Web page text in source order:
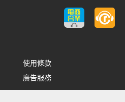
使用條款
廣告服務